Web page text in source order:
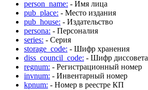
person_name: - Имя лица
pub_place: - Место издания
pub_house: - Издательство
persona: - Персоналия
series: - Серия
storage_code: - Шифр хранения
diss_council_code: - Шифр диссовета
regnum: - Регистрационный номер
invnum: - Инвентарный номер
kpnum: - Номер в реестре КП